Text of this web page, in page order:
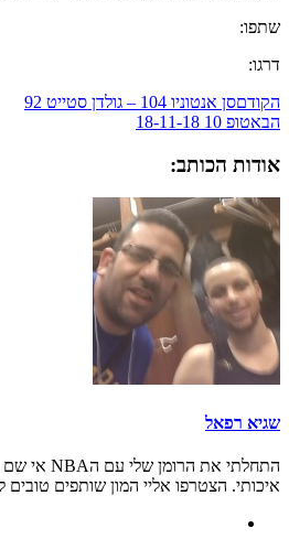
שתפו:
דרגו:
הקודםסן אנטוניו 104 – גולדן סטייט 92
הבאטופ 10 18-11-18
אודות הכותב:
שגיא רפאל
איכותי. הצטרפו אליי המון שותפים